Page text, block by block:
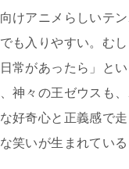
けアニメらしいテ
も入りやすい。む
常があったら」と
神々の王ゼウスも
好奇心と正義感で
笑いが生まれている